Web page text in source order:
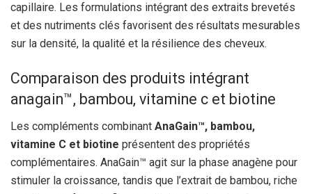
capillaire. Les formulations intégrant des extraits brevetés
et des nutriments clés favorisent des résultats mesurables
sur la densité, la qualité et la résilience des cheveux.
Comparaison des produits intégrant
anagain™, bambou, vitamine c et biotine
Les compléments combinant AnaGain™, bambou,
vitamine C et biotine présentent des propriétés
complémentaires. AnaGain™ agit sur la phase anagène pour
stimuler la croissance, tandis que l’extrait de bambou, riche